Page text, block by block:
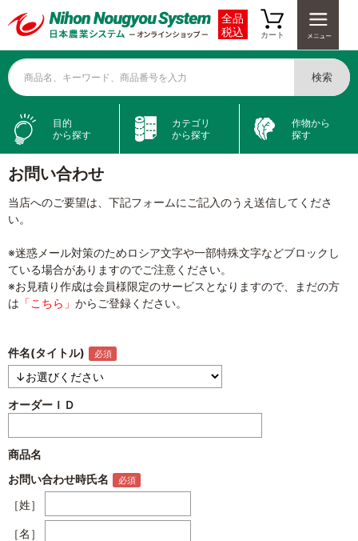
全品
税込
カート
商品名、キーワード、商品番号を入力 検索
目的
から探す
カテゴリ
から探す
作物から
探す
お問い合わせ
当店へのご要望は、下記フォームにご記入のうえ送信してくださ
い。
※迷惑メール対策のためロシア文字や一部特殊文字などブロックし
ている場合がありますのでご注意ください。
※お見積り作成は会員様限定のサービスとなりますので、まだの方
は 「こちら」 からご登録ください。
件名(タイトル)
オーダーＩＤ
商品名
お問い合わせ時氏名
［姓］
［名］